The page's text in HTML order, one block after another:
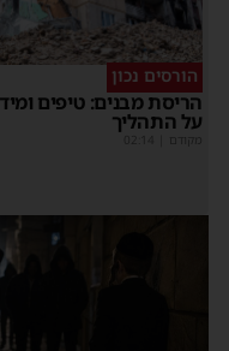
הורסים נכון
הריסת מבנים: טיפים ומידע
על התהליך